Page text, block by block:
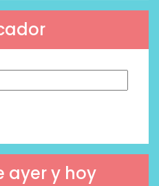
ayer y hoy